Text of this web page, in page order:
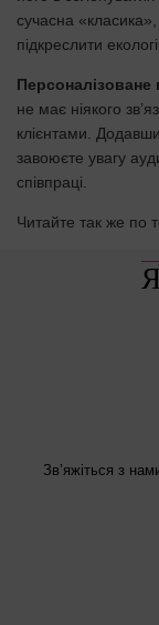
сучасна
підкреслити
Персоналізоване
не має ніякого
клієнтами.
завоюєте увагу
співпраці.
Читайте так же по
Зв’яжіться з